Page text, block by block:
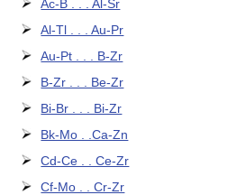
Ac-B . . . Al-Sr
Al-Tl . . . Au-Pr
Au-Pt . . . B-Zr
B-Zr . . . Be-Zr
Bi-Br . . . Bi-Zr
Bk-Mo . .Ca-Zn
Cd-Ce . . Ce-Zr
Cf-Mo . . Cr-Zr